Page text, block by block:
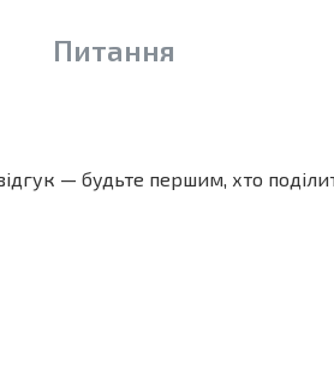
Питання
— будьте першим, хто